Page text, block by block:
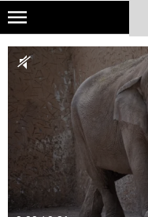
Skip
main
content
NATIONAL GEOGRAPHIC
TRAVELER
PODCASTY
Sklep
Newsletter